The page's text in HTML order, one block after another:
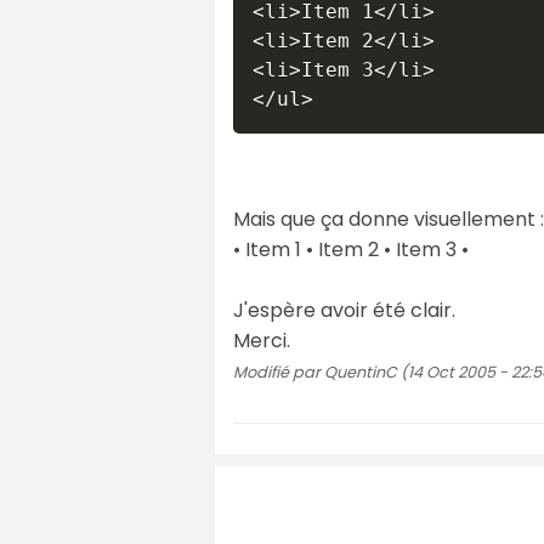
<li>Item 1</li>
<li>Item 2</li>
<li>Item 3</li>
Mais que ça donne visuellement :
• Item 1 • Item 2 • Item 3 •
J'espère avoir été clair.
Merci.
Modifié par QuentinC (14 Oct 2005 -